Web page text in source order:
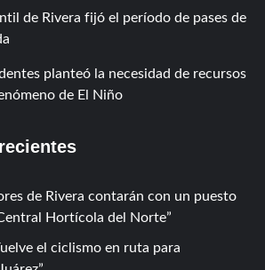
de Rivera fijó el período de pases de
planteó la necesidad de recursos
de El Niño
de Rivera contarán con un puesto
Hortícola del Norte
el ciclismo en ruta para